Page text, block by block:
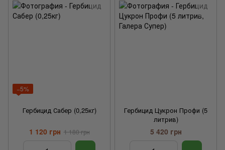
−5%
Гербицид Сабер (0,25кг)
1 120 грн 1 180 грн
Гербицид Цукрон Профи (5
литрив)
5 420 грн